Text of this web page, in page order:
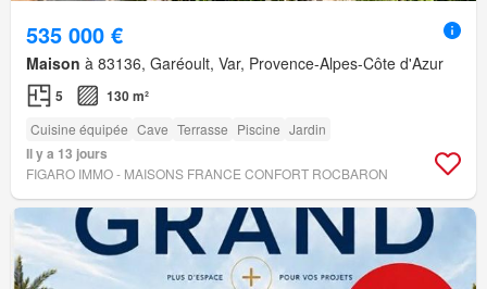
535 000 €
Maison à 83136, Garéoult, Var, Provence-Alpes-Côte d'Azur
5 130 m²
Cuisine équipée Cave Terrasse Piscine Jardin
Il y a 13 jours
FIGARO IMMO - MAISONS FRANCE CONFORT ROCBARON